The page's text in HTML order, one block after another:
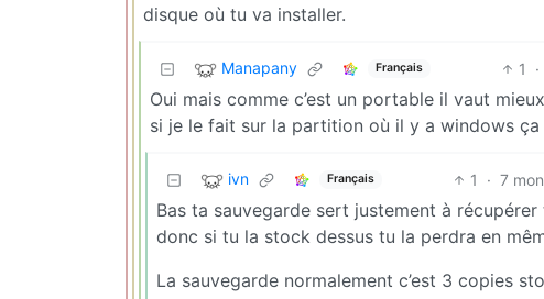
disque où tu va installer.
Manapany Français 1 ·
Oui mais comme c’est un portable il vaut
si je le fait sur la partition où il y a windows ça
ivn Français 1 · 7
Bas ta sauvegarde sert justement à
donc si tu la stock dessus tu la perdra en
La sauvegarde normalement c’est 3 copies